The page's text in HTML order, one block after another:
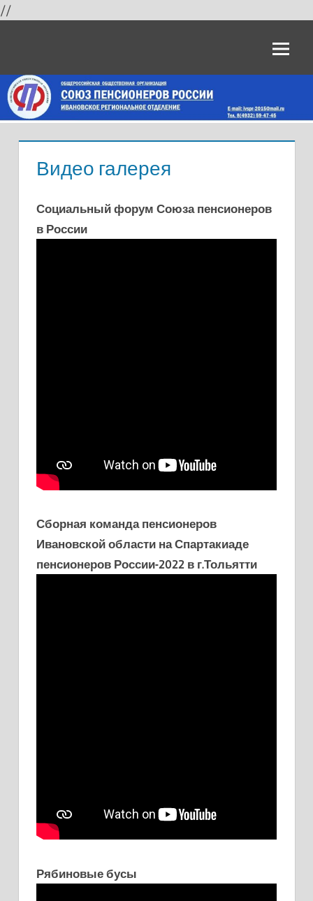
//
сайт
"Союз
пенсионеров
России"
Ивановской
Видео галерея
Социальный форум Союза пенсионеров
в России
Сборная команда пенсионеров
Ивановской области на Спартакиаде
пенсионеров России-2022 в г.Тольятти
Рябиновые бусы